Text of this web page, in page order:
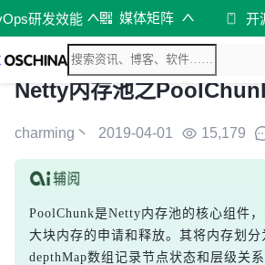
研发效能 媒体矩阵 开
Netty内存池之
charming丶 2019-04-01 15,179
PoolChunk是Netty内存池的核心组件
大块内存的申请和释放。其将内存划
depthMap数组记录节点状态和层级关